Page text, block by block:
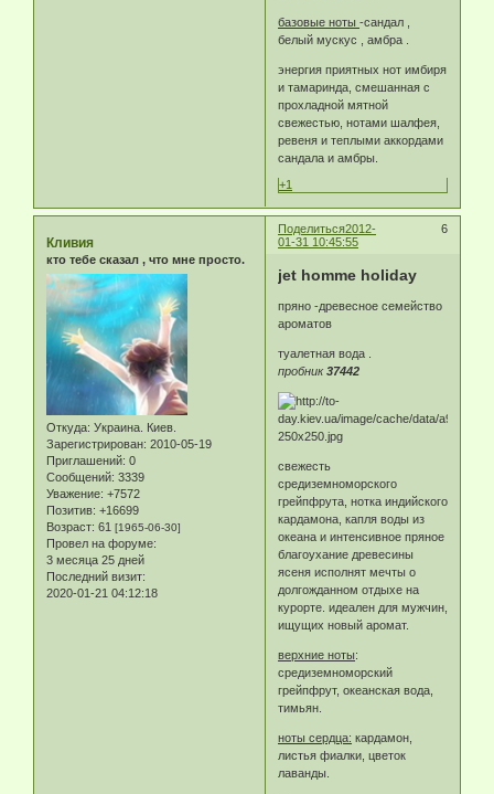
базовые ноты-сандал ,
белый мускус , амбра .
энергия приятных нот имбиря
и тамаринда, смешанная с
прохладной мятной
свежестью, нотами шалфея,
ревеня и теплыми аккордами
сандала и амбры.
+1
Поделиться 6
2012-
01-31 10:45:55
Кливия
кто тебе сказал , что мне просто.
Откуда: Украина. Киев.
Зарегистрирован: 2010-05-19
Приглашений: 0
Сообщений: 3339
Уважение: +7572
Позитив: +16699
Возраст: 61 [1965-06-30]
Провел на форуме:
3 месяца 25 дней
Последний визит:
2020-01-21 04:12:18
jet homme holiday
пряно -древесное семейство
ароматов
туалетная вода .
пробник37442
свежесть
средиземноморского
грейпфрута, нотка индийского
кардамона, капля воды из
океана и интенсивное пряное
благоухание древесины
ясеня исполнят мечты о
долгожданном отдыхе на
курорте. идеален для мужчин,
ищущих новый аромат.
верхние ноты:
средиземноморский
грейпфрут, океанская вода,
тимьян.
ноты сердца: кардамон,
листья фиалки, цветок
лаванды.